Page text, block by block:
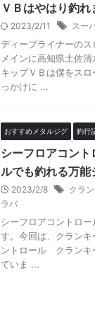
ＶＢはやはり釣れ
2023/2/11 スー
ディープライナーの
メインに高知県土佐
キップＶＢは僕をス
っかけに ...
おすすめメタルジグ 釣行
シーフロアコン
ルでも釣れる万能
2023/2/8 クラ
ラバ
シーフロアコントロ
す。今回は、クラン
ントロール クランキ
ていま ...